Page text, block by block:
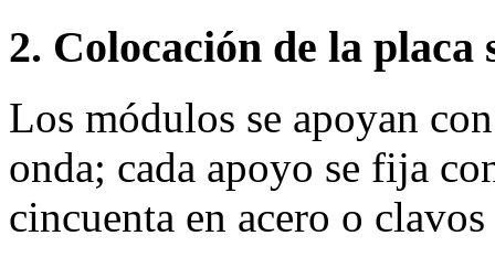
2. Colocación de la placa
Los módulos se apoyan
onda; cada apoyo se fija
cincuenta en acero o